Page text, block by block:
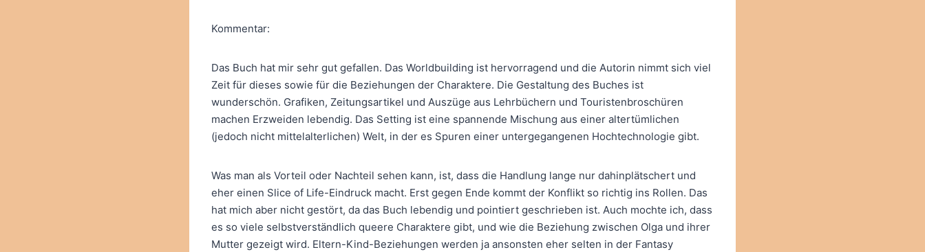
Kommentar:
Das Buch hat mir sehr gut gefallen. Das Worldbuilding ist hervorragend und die Autorin nimmt sich viel
Zeit für dieses sowie für die Beziehungen der Charaktere. Die Gestaltung des Buches ist
wunderschön. Grafiken, Zeitungsartikel und Auszüge aus Lehrbüchern und Touristenbroschüren
machen Erzweiden lebendig. Das Setting ist eine spannende Mischung aus einer altertümlichen
(jedoch nicht mittelalterlichen) Welt, in der es Spuren einer untergegangenen Hochtechnologie gibt.
Was man als Vorteil oder Nachteil sehen kann, ist, dass die Handlung lange nur dahinplätschert und
eher einen Slice of Life-Eindruck macht. Erst gegen Ende kommt der Konflikt so richtig ins Rollen. Das
hat mich aber nicht gestört, da das Buch lebendig und pointiert geschrieben ist. Auch mochte ich, dass
es so viele selbstverständlich queere Charaktere gibt, und wie die Beziehung zwischen Olga und ihrer
Mutter gezeigt wird. Eltern-Kind-Beziehungen werden ja ansonsten eher selten in der Fantasy